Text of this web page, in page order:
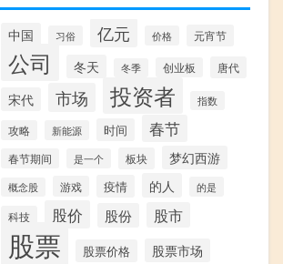
中国 习俗 亿元 价格 元宵节
公司 冬天 冬季 创业板 唐代
宋代 市场 投资者 指数
攻略 新能源 时间 春节
春节期间 是一个 板块 梦幻西游
概念股 游戏 疫情 的人 的是
科技 股价 股份 股市
股票 股票价格 股票市场